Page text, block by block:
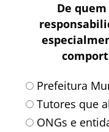
De
Prefeitura
Tutores que
ONGs e